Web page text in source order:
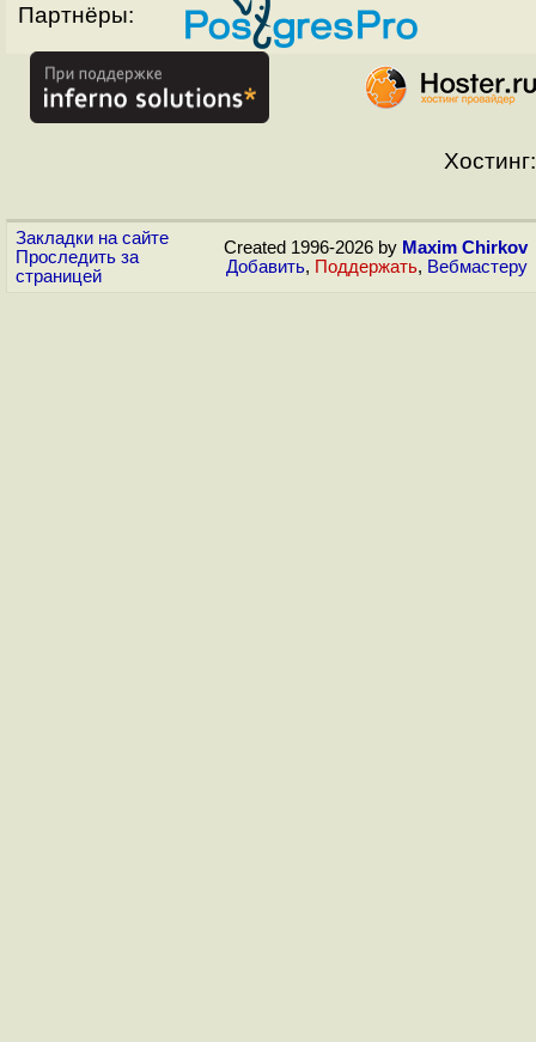
Партнёры:
Хостинг:
Закладки на сайте
Проследить за
страницей
Created 1996-2026 by Maxim Chirkov
Добавить, Поддержать, Вебмастеру